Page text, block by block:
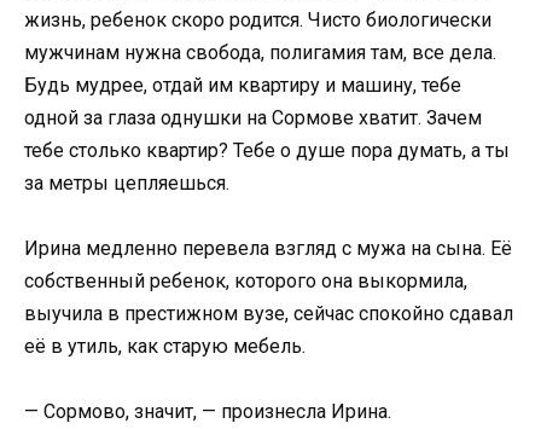
жизнь, ребенок скоро родится. Чисто биологически
мужчинам нужна свобода, полигамия там, все дела.
Будь мудрее, отдай им квартиру и машину, тебе
одной за глаза однушки на Сормове хватит. Зачем
тебе столько квартир? Тебе о душе пора думать, а ты
за метры цепляешься.
Ирина медленно перевела взгляд с мужа на сына. Её
собственный ребенок, которого она выкормила,
выучила в престижном вузе, сейчас спокойно сдавал
её в утиль, как старую мебель.
— Сормово, значит, — произнесла Ирина.